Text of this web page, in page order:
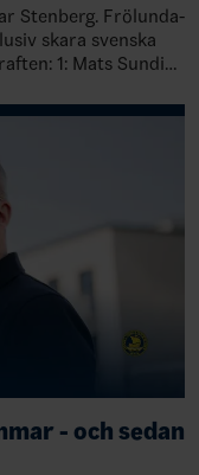
Stenberg. Frölunda-
skara svenska
1: Mats Sundin,
- och sedan